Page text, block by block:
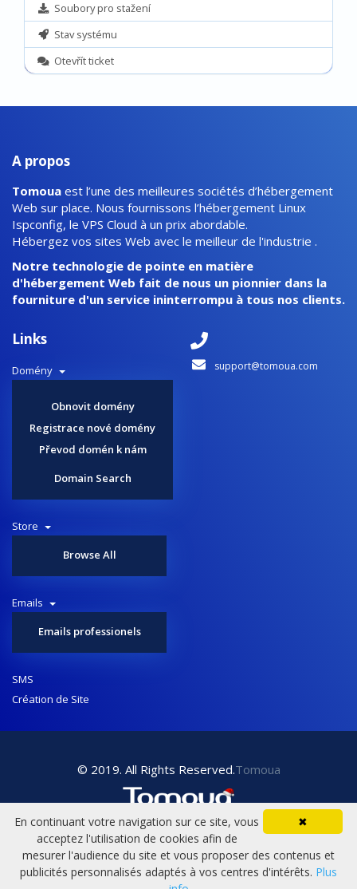
Soubory pro stažení
Stav systému
Otevřít ticket
A propos
Tomoua est l’une des meilleures sociétés d’hébergement
Web sur place. Nous fournissons l’hébergement Linux
Ispconfig, le VPS Cloud à un prix abordable.
Hébergez vos sites Web avec le meilleur de l'industrie .
Notre technologie de pointe en matière
d'hébergement Web fait de nous un pionnier dans la
fourniture d'un service ininterrompu à tous nos clients.
Links
Domény
Obnovit domény
Registrace nové domény
Převod domén k nám
Domain Search
Store
Browse All
Emails
Emails professionels
SMS
Création de Site
support@tomoua.com
© 2019. All Rights Reserved.Tomoua
✖
En continuant votre navigation sur ce site, vous
acceptez l'utilisation de cookies afin de
mesurer l'audience du site et vous proposer des contenus et
publicités personnalisés adaptés à vos centres d'intérêts. Plus